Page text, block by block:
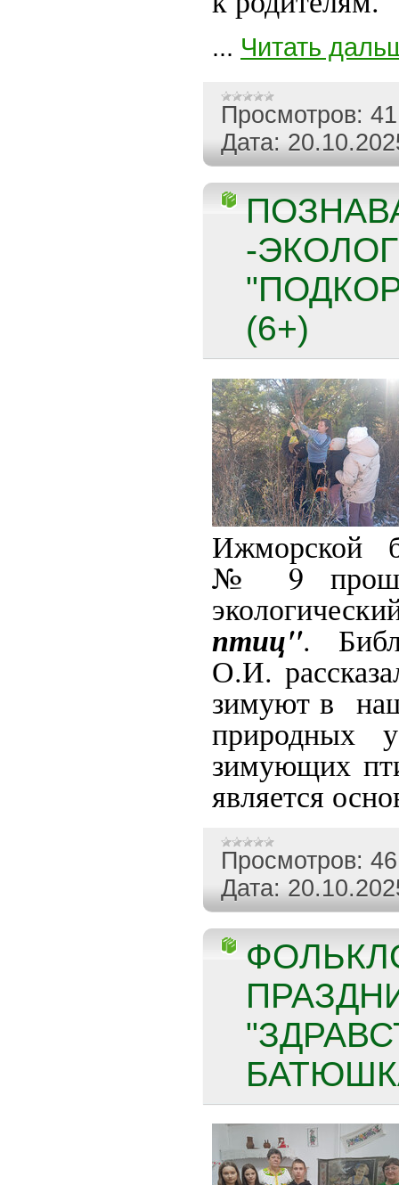
... Читать
Просмотров: 41
Дата:
-
(6+)
Ижморской
№ 9
птиц".
О.И.
зимуют в
природных
зимующих
является
Просмотров: 46
Дата: